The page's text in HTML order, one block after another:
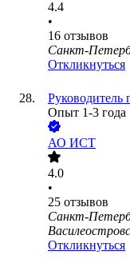
4.4
•
16 отзывов
Санкт-
Откликнуться
Руководитель
Опыт 1-3 года
АО ИСТ
4.0
•
25 отзывов
Санкт-
Откликнуться